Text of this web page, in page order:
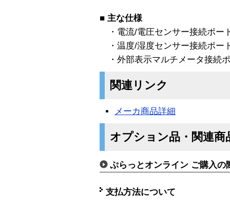
■ 主な仕様
・電流/電圧センサー接続ポ
・温度/湿度センサー接続ポ
・外部表示マルチメータ接続
関連リンク
メーカ商品詳細
オプション品・関連商
ぷらっとオンライン ご購入の
支払方法について